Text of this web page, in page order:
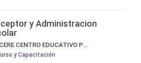
y Administracion
EDUCERE CENTRO EDUCATIVO PRIVADO
y Capacitación